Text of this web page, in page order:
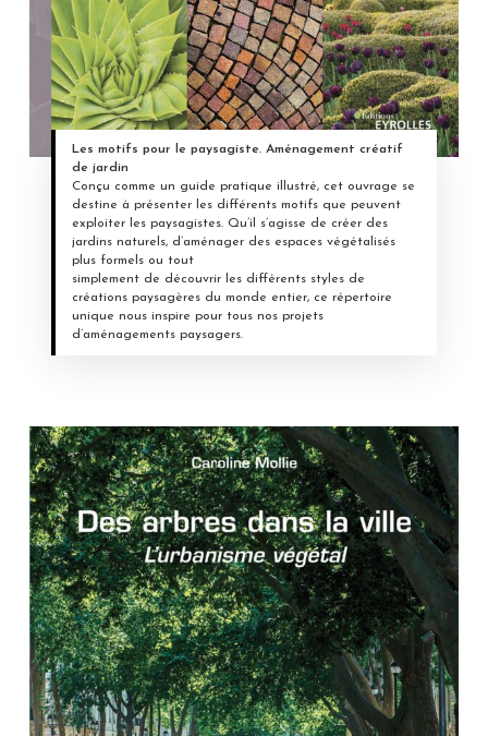
Les motifs pour le paysagiste. Aménagement créatif
de jardin
Conçu comme un guide pratique illustré, cet ouvrage se
destine à présenter les différents motifs que peuvent
exploiter les paysagistes. Qu’il s’agisse de créer des
jardins naturels, d’aménager des espaces végétalisés
plus formels ou tout
simplement de découvrir les différents styles de
créations paysagères du monde entier, ce répertoire
unique nous inspire pour tous nos projets
d’aménagements paysagers.